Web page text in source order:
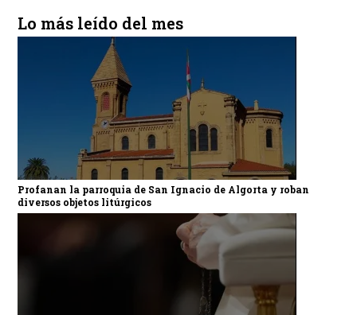
Lo más leído del mes
Profanan la parroquia de San Ignacio de Algorta y roban
diversos objetos litúrgicos